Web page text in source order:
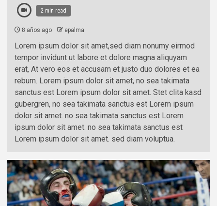
2 min read
8 años ago epalma
Lorem ipsum dolor sit amet,sed diam nonumy eirmod
tempor invidunt ut labore et dolore magna aliquyam
erat, At vero eos et accusam et justo duo dolores et ea
rebum. Lorem ipsum dolor sit amet, no sea takimata
sanctus est Lorem ipsum dolor sit amet. Stet clita kasd
gubergren, no sea takimata sanctus est Lorem ipsum
dolor sit amet. no sea takimata sanctus est Lorem
ipsum dolor sit amet. no sea takimata sanctus est
Lorem ipsum dolor sit amet. sed diam voluptua.